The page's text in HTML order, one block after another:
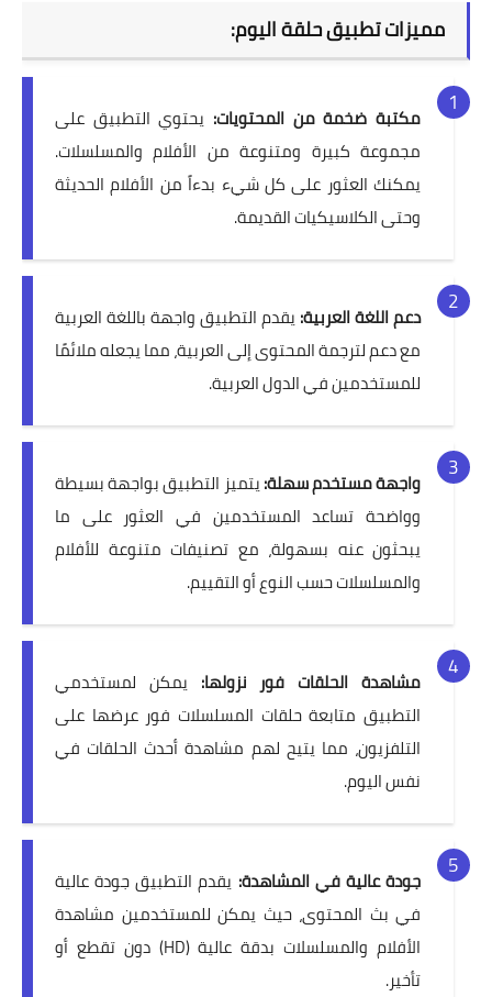
مميزات تطبيق حلقة اليوم:
مكتبة ضخمة من المحتويات: يحتوي التطبيق على
مجموعة كبيرة ومتنوعة من الأفلام والمسلسلات.
يمكنك العثور على كل شيء بدءاً من الأفلام الحديثة
وحتى الكلاسيكيات القديمة.
دعم اللغة العربية:يقدم التطبيق واجهة باللغة العربية
مع دعم لترجمة المحتوى إلى العربية، مما يجعله ملائمًا
للمستخدمين في الدول العربية.
واجهة مستخدم سهلة:يتميز التطبيق بواجهة بسيطة
وواضحة تساعد المستخدمين في العثور على ما
يبحثون عنه بسهولة، مع تصنيفات متنوعة للأفلام
والمسلسلات حسب النوع أو التقييم.
مشاهدة الحلقات فور نزولها: يمكن لمستخدمي
التطبيق متابعة حلقات المسلسلات فور عرضها على
التلفزيون، مما يتيح لهم مشاهدة أحدث الحلقات في
نفس اليوم.
جودة عالية في المشاهدة: يقدم التطبيق جودة عالية
في بث المحتوى، حيث يمكن للمستخدمين مشاهدة
الأفلام والمسلسلات بدقة عالية (HD) دون تقطع أو
تأخير.